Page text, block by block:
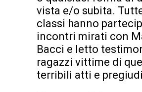
vista e/o subita.
classi hanno
incontri mirati con
Bacci e letto
ragazzi vittime di
terribili atti e